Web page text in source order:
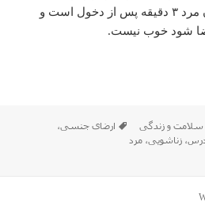
استاندارد برای ارضا شدن مرد ۳ دقیقه پس از دخول است و
شود خوب نیست.
دیر ارضا شدن مرد – چگونه دیر ارضا
سلامت و زندگی برچسب‌ها
ارضای جنسی،
،زناشویی،مرد
شدن مرد – چگونه دیر ارضا شویم؟ – راه های درمان